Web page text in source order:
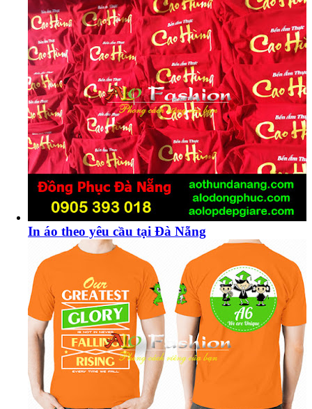
In áo theo yêu cầu tại Đà Nẵng